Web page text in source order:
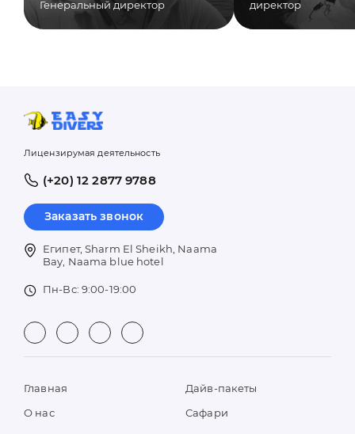
Генеральный директор
директор
Лицензирумая деятельность
Главная
О нас
Дайв-пакеты
Сафари
(+20) 12 2877 9788
Заказать звонок
Египет, Sharm El Sheikh, Naama
Bay, Naama blue hotel
Пн-Вс: 9:00-19:00